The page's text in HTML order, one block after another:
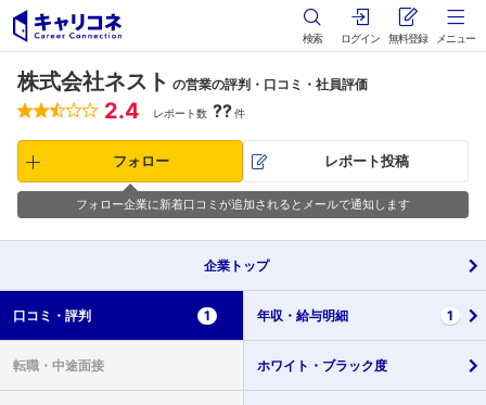
検索 ログイン 無料登録 メニュー
株式会社ネスト の営業の評判・口コミ・社員評価
2.4 レポート数 ??件
フォロー レポート投稿
フォロー企業に新着口コミが追加されるとメールで通知します
企業 トップ
口コミ・ 評判 1 年収・ 給与明細 1
転職・ 中途面接 ホワイト・ ブラック度